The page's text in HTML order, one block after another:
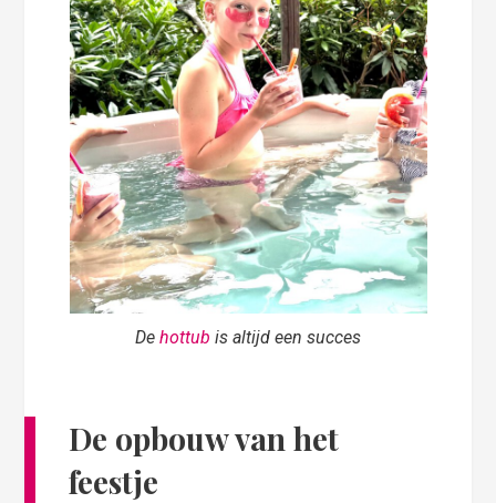
De hottub is altijd een succes
De opbouw van het
feestje